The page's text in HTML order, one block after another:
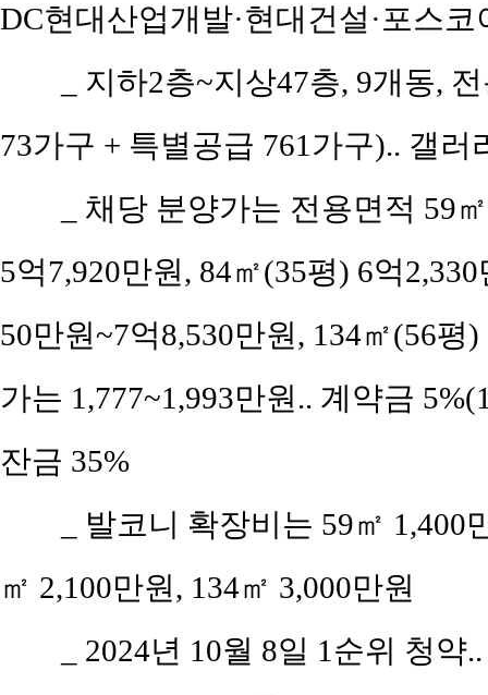
DC현대산업개발·현대건설·포스코
_ 지하2층~지상47층, 9개동,
73가구 + 특별공급 761가구).. 갤
_ 채당 분양가는 전용면적 59
5억7,920만원, 84㎡(35평) 6억
50만원~7억8,530만원, 134㎡(56평
가는 1,777~1,993만원.. 계약금
잔금 35%
_ 발코니 확장비는 59㎡
㎡ 2,100만원, 134㎡ 3,000만원
_ 2024년 10월 8일 1순위 청